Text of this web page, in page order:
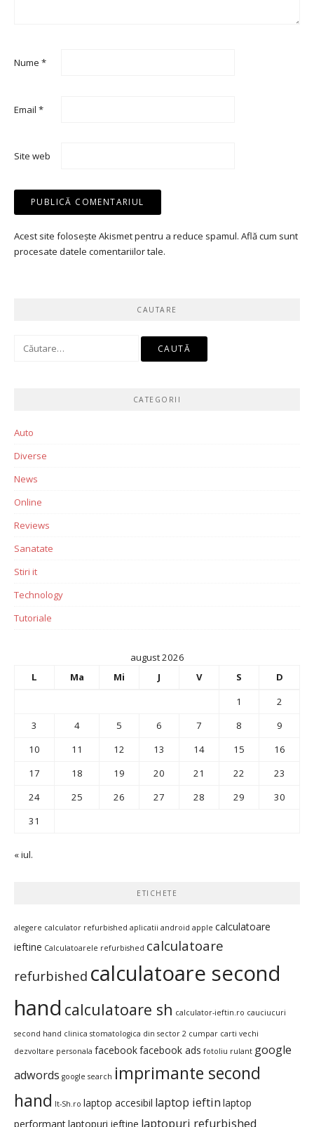
Nume *
Email *
Site web
Acest site folosește Akismet pentru a reduce spamul. Află cum sunt
procesate datele comentariilor tale.
CAUTARE
Caută
CATEGORII
Auto
Diverse
News
Online
Reviews
Sanatate
Stiri it
Technology
Tutoriale
august 2026
L
Ma Mi J V S
D
1
2
3
4 5 6 7 8
9
10
11 12 13 14 15
16
17
18 19 20 21 22
23
24
25 26 27 28 29
30
31
« iul.
ETICHETE
alegere calculator refurbished aplicatii android apple calculatoare
ieftine Calculatoarele refurbished calculatoare
refurbished calculatoare second
hand calculatoare sh calculator-ieftin.ro cauciucuri
second hand clinica stomatologica din sector 2 cumpar carti vechi
dezvoltare personala facebookfacebook ads fotoliu rulant google
adwords google search imprimante second
hand It-Sh.ro laptop accesibil laptop ieftin laptop
performantlaptopuri ieftine laptopuri refurbished